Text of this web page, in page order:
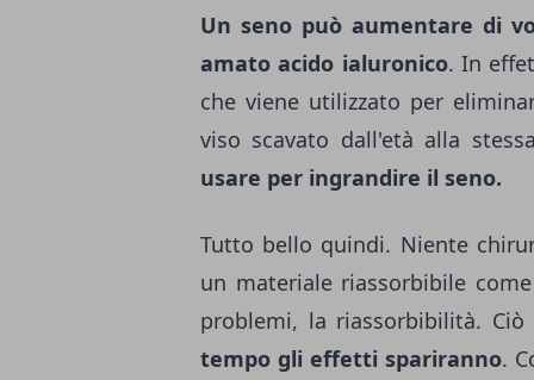
Un seno può aumentare di
amato acido ialuronico. In
che viene utilizzato per
viso scavato dall'età alla
usare per ingrandire il seno.
Tutto bello quindi. Niente
un materiale riassorbibile
problemi, la riassorbibilità. Ciò
tempo gli effetti spariranno.